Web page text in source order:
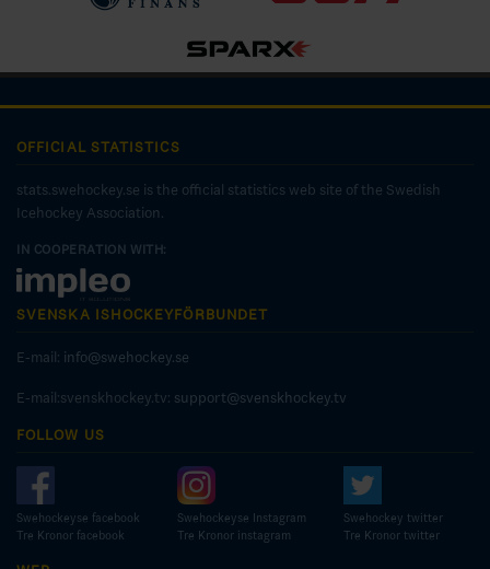
OFFICIAL STATISTICS
stats.swehockey.se is the official statistics web site of the Swedish
Icehockey Association.
IN COOPERATION WITH:
SVENSKA ISHOCKEYFÖRBUNDET
E-mail: info@swehockey.se
E-mail:svenskhockey.tv: support@svenskhockey.tv
FOLLOW US
Swehockeyse facebook
Tre Kronor facebook
Swehockeyse Instagram
Tre Kronor instagram
Swehockey twitter
Tre Kronor twitter